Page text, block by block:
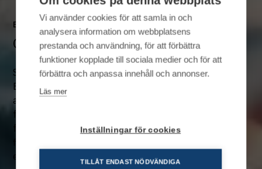
EXPORTLÅN
Garanti från EKN
Serafim Finans samarbetar med Exportkreditnämnden,
EKN, en myndighet som lyder under regeringen för att
assistera svenska exportintressen. Genom garantier
från EKN kan vi sprida risken och erbjuda ett
förmånligt exportlån till företagen. Med andra ord, det
exportaffär.
Vi använder cookies för att samla in och
analysera information om webbplatsens
prestanda och användning, för att förbättra
funktioner kopplade till sociala medier och för att
förbättra och anpassa innehåll och annonser.
Läs mer
Inställningar för cookies
TILLÅT ENDAST NÖDVÄNDIGA